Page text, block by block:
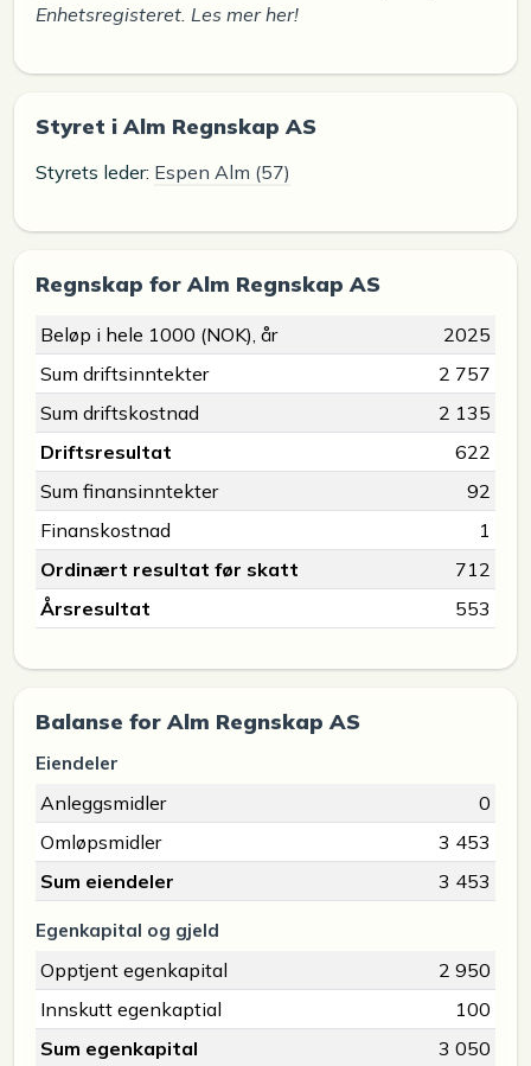
Enhetsregisteret. Les mer her!
Styret i Alm Regnskap AS
Styrets leder: Espen Alm (57)
Regnskap for Alm Regnskap AS
Beløp i hele 1000 (NOK), år
2025
Sum driftsinntekter
2 757
Sum driftskostnad
2 135
Driftsresultat
622
Sum finansinntekter
92
Finanskostnad
1
Ordinært resultat før skatt
712
Årsresultat
553
Balanse for Alm Regnskap AS
Eiendeler
Anleggsmidler
0
Omløpsmidler
3 453
Sum eiendeler
3 453
Egenkapital og gjeld
Opptjent egenkapital
2 950
Innskutt egenkaptial
100
Sum egenkapital
3 050